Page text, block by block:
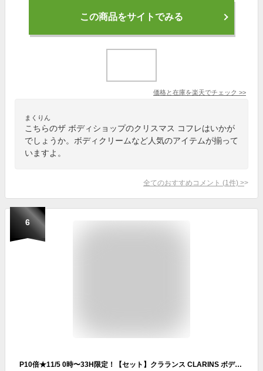
この商品をサイトでみる
価格と在庫を楽天でチェック >>
まくりん
こちらのザ ボディショップのクリスマス コフレはいかが
でしょうか。ボディクリームなど人気のアイテムが揃って
いますよ。
全てのおすすめコメント (1 件) >
6
P10倍★11/5 0時〜33H限定！【セット】クラランス CLARINS ボディ フィット 200mL ＋ スープラ アブドウエスト ボディケア 200mL スキンケアセット クリスマス クリスマスコフレ